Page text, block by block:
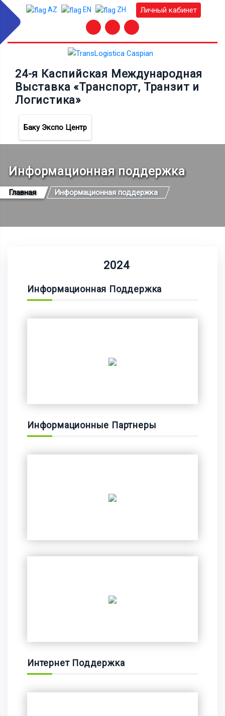
AZ EN ZH Личный кабинет
24-я Каспийская Международная
Выставка «Транспорт, Транзит и
Логистика»
Баку Экспо Центр
Информационная поддержка
Главная Информационная поддержка
2024
Информационная Поддержка
Информационные Партнеры
Интернет Поддержка